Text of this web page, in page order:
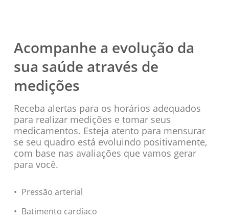
Acompanhe a evolução da
sua saúde através de
medições
Receba alertas para os horários adequados
para realizar medições e tomar seus
medicamentos. Esteja atento para mensurar
se seu quadro está evoluindo positivamente,
com base nas avaliações que vamos gerar
para você.
Pressão arterial
Batimento cardíaco